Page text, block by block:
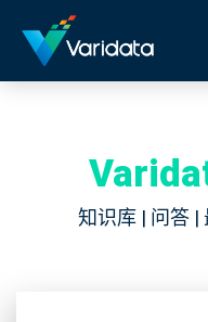
知识库 | 问答 |